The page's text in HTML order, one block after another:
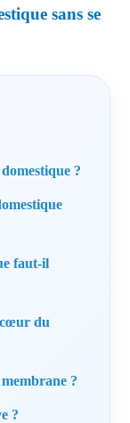
sans se
?
faut-il
cœur du
?
?